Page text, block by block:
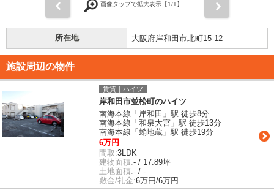
画像タップで拡大表示【1/1】
所在地 大阪府岸和田市北町15-12
施設周辺の物件
賃貸｜ハイツ
岸和田市並松町のハイツ
南海本線「岸和田」駅 徒歩8分
南海本線「和泉大宮」駅 徒歩13分
南海本線「蛸地蔵」駅 徒歩19分
6万円
間取:3LDK
建物面積:- / 17.89坪
土地面積:- / -
敷金/礼金:6万円/6万円